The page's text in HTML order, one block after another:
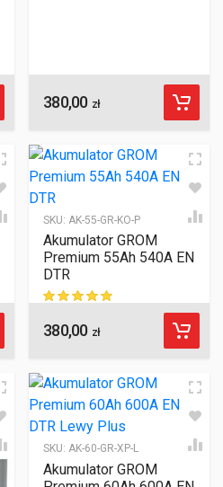
380,00 zł
SKU: AK-55-GR-KO-P
Akumulator GROM
Premium 55Ah 540A EN
DTR
ocen klientów
380,00 zł
SKU: AK-60-GR-XP-L
Akumulator GROM